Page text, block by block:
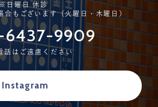
※日曜日 休診
もございます（火曜日・木曜日）
9909
話はご遠慮ください
Instagram